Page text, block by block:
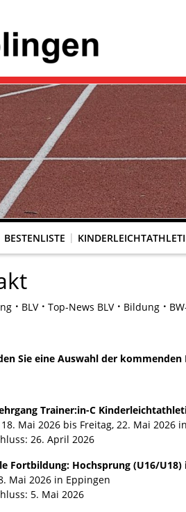
BESTENLISTE
BLV Top-News BLV Bildung
Sie eine Auswahl der
Trainer:in-C
Mai 2026 bis Freitag, 22. Mai 2026
26. April 2026
Fortbildung: Hochsprung (U16/
Mai 2026 in Eppingen
5. Mai 2026